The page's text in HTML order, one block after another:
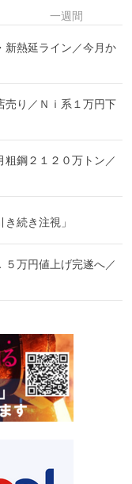
新熱延ライン／今月か
売り／Ｎｉ系１万円下
鋼２１２０万トン／
続き注視」
万円値上げ完遂へ／
一週間